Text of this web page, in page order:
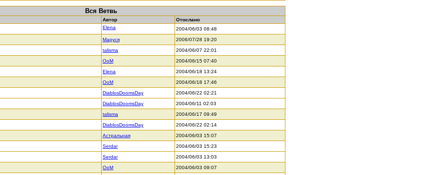
Вся Ветвь
Автор
Отослано
Elena 2004/06/03 08:48
Маруся 2006/07/28 19:20
talisma 2004/06/07 22:01
OoM 2004/06/15 07:40
Elena 2004/06/18 13:24
OoM 2004/06/18 17:46
DiablosDoomsDay 2004/06/22 02:21
DiablosDoomsDay 2004/06/11 02:03
talisma 2004/06/17 09:49
DiablosDoomsDay 2004/06/22 02:14
Астральная 2004/06/03 15:07
Serdar 2004/06/03 15:23
Serdar 2004/06/03 13:03
OoM 2004/06/03 09:07